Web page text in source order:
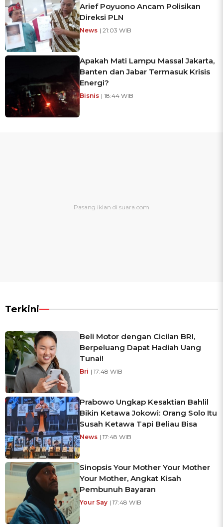
Arief Poyuono Ancam Polisikan
Direksi PLN
News | 21:03 WIB
Apakah Mati Lampu Massal Jakarta,
Banten dan Jabar Termasuk Krisis
Energi?
Bisnis | 18:44 WIB
Terkini
Beli Motor dengan Cicilan BRI,
Berpeluang Dapat Hadiah Uang
Tunai!
Bri | 17:48 WIB
Prabowo Ungkap Kesaktian Bahlil
Bikin Ketawa Jokowi: Orang Solo Itu
Susah Ketawa Tapi Beliau Bisa
News | 17:48 WIB
Sinopsis Your Mother Your Mother
Your Mother, Angkat Kisah
Pembunuh Bayaran
Your Say | 17:48 WIB